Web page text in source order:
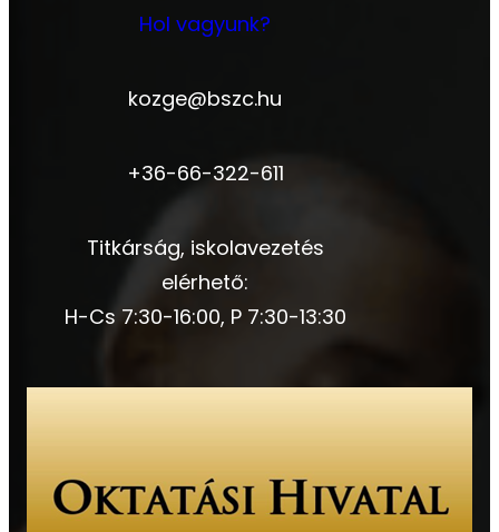
Hol vagyunk?
kozge@bszc.hu
+36-66-322-611
Titkárság, iskolavezetés
elérhető:
H-Cs 7:30-16:00, P 7:30-13:30